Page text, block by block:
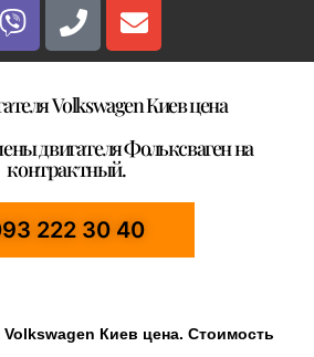
Volkswagen Киев цена
двигателя Фольксваген на
контрактный.
222 30 40
Volkswagen Киев цена. Стоимость